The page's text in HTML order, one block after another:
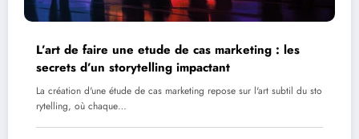
L’art de faire une etude de cas marketing : les
secrets d’un storytelling impactant
La création d'une étude de cas marketing repose sur l'art subtil du sto
rytelling, où chaque…